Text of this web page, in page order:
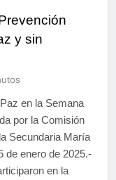
y sin
en la Semana
por la Comisión
Secundaria María
de enero de 2025.-
en la